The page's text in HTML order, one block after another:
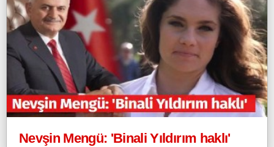
Nevşin Mengü: 'Binali Yıldırım haklı'